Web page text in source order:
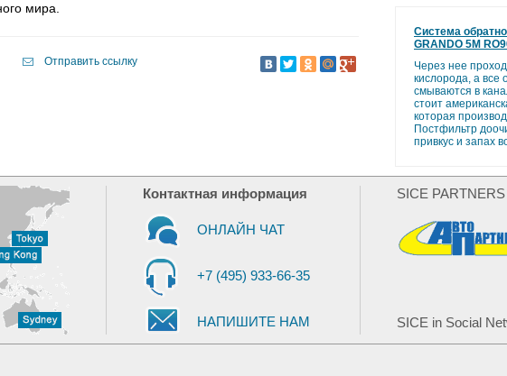
мира.
Отправить ссылку
Система
GRANDO 5М
Через нее
кислорода, а все
смываются в
стоит
которая
Постфильтр
привкус и запах
Контактная информация
ОНЛАЙН ЧАТ
+7 (495) 933-66-35
НАПИШИТЕ НАМ
SICE PARTNERS
SICE in Social